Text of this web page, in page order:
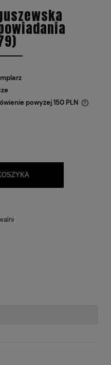
powyżej 150 PLN
kosztów płatności
KOSZTÓW PŁATNOŚCI